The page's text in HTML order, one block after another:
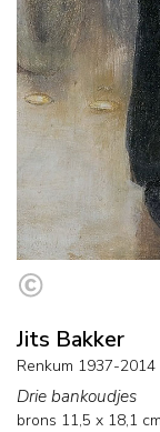
Jits Bakker
Renkum 1937-
Drie bankoudjes
brons 11,5 x 18,1